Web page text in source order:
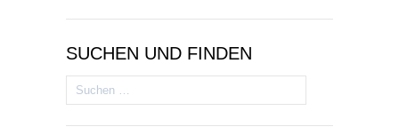
SUCHEN UND FINDEN
Suchen
nach: